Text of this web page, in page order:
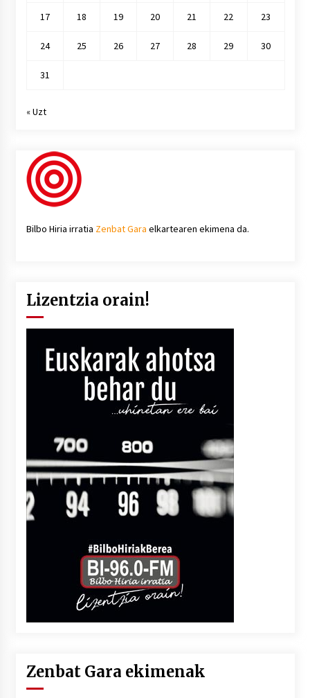
17 18 19 20 21 22 23
24 25 26 27 28 29 30
31
« Uzt
Bilbo Hiria irratia Zenbat Gara elkartearen ekimena da.
Lizentzia orain!
Zenbat Gara ekimenak